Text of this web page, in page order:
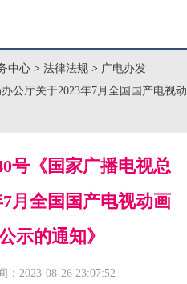
中心 > 法律法规 > 广电办发
公厅关于2023年7月全国国产电视动
号《国家广播电视总
月全国国产电视动画
示的通知》
08-26 23:07:52